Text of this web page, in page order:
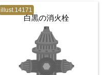
illust.14171
白黒の消火栓